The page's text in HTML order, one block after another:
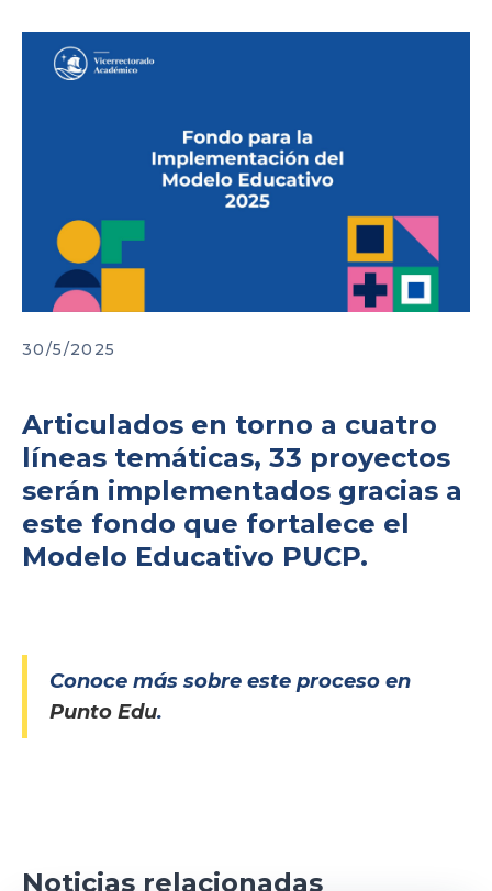
30/5/2025
Articulados en torno a cuatro
líneas temáticas, 33 proyectos
serán implementados gracias a
este fondo que fortalece el
Modelo Educativo PUCP.
Conoce más sobre este proceso en
Punto Edu.
Noticias relacionadas